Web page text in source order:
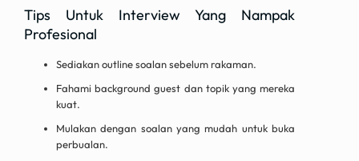
Tips Untuk Interview Yang Nampak
Profesional
Sediakan outline soalan sebelum rakaman.
Fahami background guest dan topik yang mereka
kuat.
Mulakan dengan soalan yang mudah untuk buka
perbualan.